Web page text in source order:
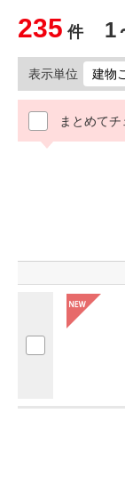
235 件 1
表示単位
まとめて